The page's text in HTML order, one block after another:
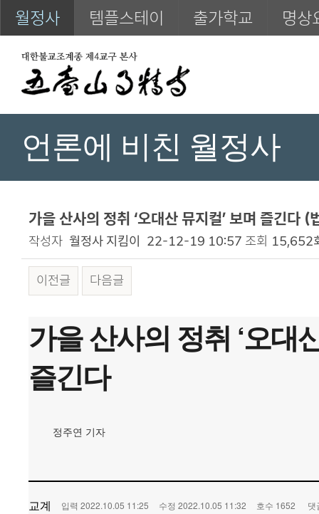
월정사 템플스테이 출가학교 명상
언론에 비친 월정사
가을 산사의 정취 ‘오대산 뮤지컬’ 보며 즐긴다 (
작성자 월정사 지킴이 22-12-19 10:57 조회 15,652
이전글 다음글
가을 산사의 정취 ‘오대
즐긴다
정주연 기자
교계 입력 2022.10.05 11:25 수정 2022.10.05 11:32 호수 1652